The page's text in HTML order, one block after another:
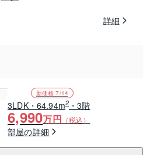
詳細
新価格 7/14
3LDK・64.94m2 ・3階
6,990万円 （税込）
部屋の詳細